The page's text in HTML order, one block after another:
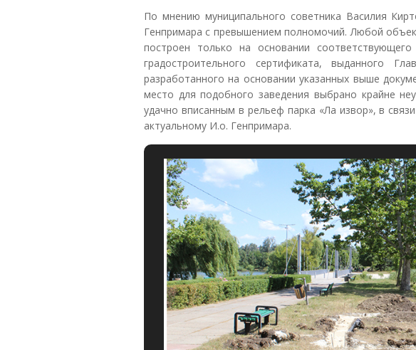
По мнению муниципального советника Василия
Генпримара с превышением полномочий. Любой
построен только на основании
градостроительного сертификата, выданного
разработанного на основании указанных выше
место для подобного заведения выбрано крайне
удачно вписанным в рельеф парка «Ла извор», в
актуальному И.о. Генпримара.